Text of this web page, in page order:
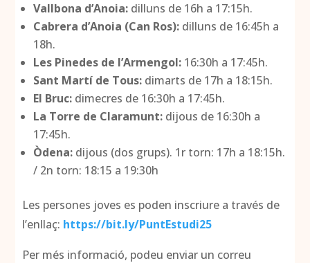
Vallbona d’Anoia: dilluns de 16h a 17:15h.
Cabrera d’Anoia (Can Ros): dilluns de 16:45h a
18h.
Les Pinedes de l’Armengol: 16:30h a 17:45h.
Sant Martí de Tous: dimarts de 17h a 18:15h.
El Bruc: dimecres de 16:30h a 17:45h.
La Torre de Claramunt: dijous de 16:30h a
17:45h.
Òdena: dijous (dos grups). 1r torn: 17h a 18:15h.
/ 2n torn: 18:15 a 19:30h
Les persones joves es poden inscriure a través de
l’enllaç: https://bit.ly/PuntEstudi25
Per més informació, podeu enviar un correu